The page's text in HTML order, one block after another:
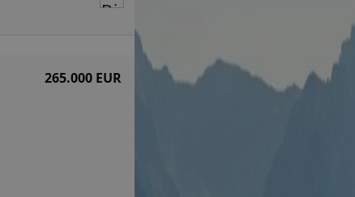
265.000 EUR